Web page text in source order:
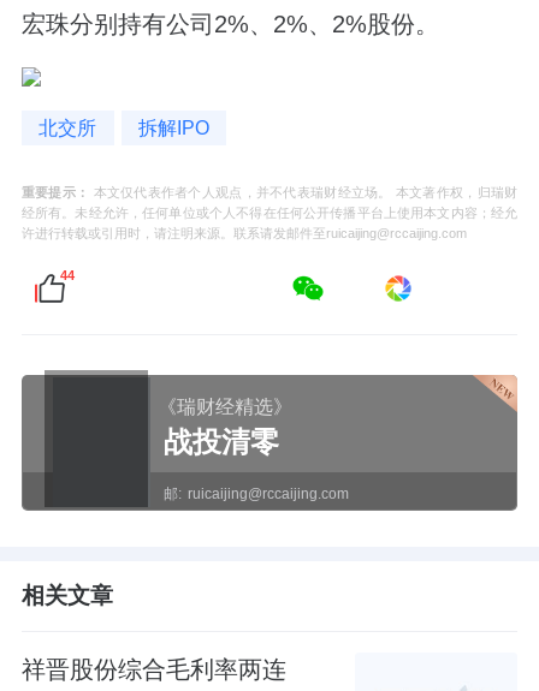
宏珠分别持有公司2%、2%、2%股份。
北交所 拆解IPO
重要提示：
本文仅代表作者个人观点，并不代表瑞财经立场。 本文著作权，归瑞财
经所有。未经允许，任何单位或个人不得在任何公开传播平台上使用本文内容；经允
许进行转载或引用时，请注明来源。联系请发邮件至ruicaijing@rccaijing.com
44
《瑞财经精选》
战投清零
邮: ruicaijing@rccaijing.com
相关文章
祥晋股份综合毛利率两连